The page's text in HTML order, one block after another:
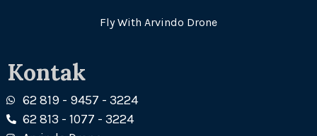
Fly With Arvindo Drone
Kontak
62 819 - 9457 - 3224
62 813 - 1077 - 3224